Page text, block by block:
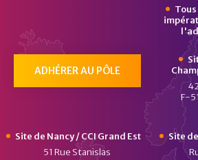
ADHÉRER AU PÔLE
F-
Site de Nancy / CCI Grand Est
51 Rue Stanislas
Site